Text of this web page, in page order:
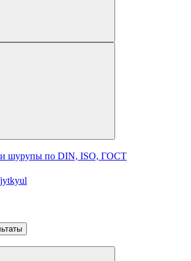
шурупы по DIN, ISO, ГОСТ